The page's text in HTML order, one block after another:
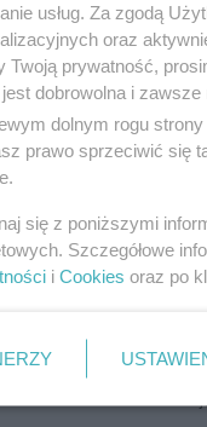
być powielany i
Internecie bez pisemnej
usług. Za zgodą
oraz
Twoją prywatność,
jest dobrowolna i
dolnym rogu strony
prawo sprzeciwić się
się z poniższymi
Szczegółowe
i Cookies oraz po